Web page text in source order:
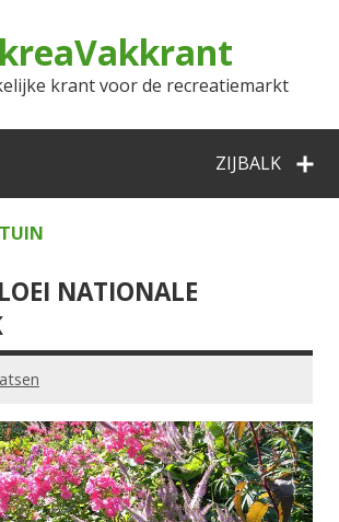
krant voor de recreatiemarkt
ZIJBALK
NATIONALE